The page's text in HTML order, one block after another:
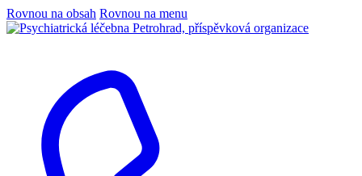
Rovnou na obsah Rovnou na menu